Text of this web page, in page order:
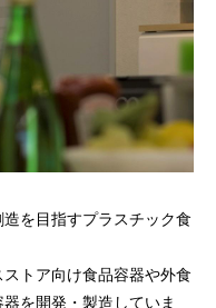
を目指すプラスチック食
トア向け食品容器や外食
を開発・製造していま